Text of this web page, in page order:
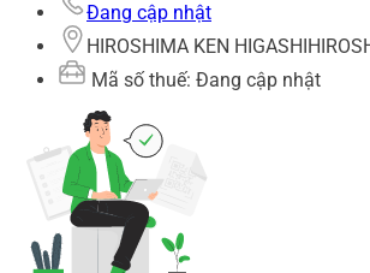
Đang cập nhật
HIROSHIMA KEN
Mã số thuế: Đang cập nhật